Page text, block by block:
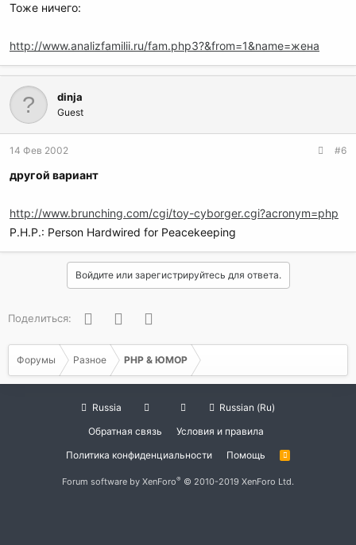
Тоже ничего:
http://www.analizfamilii.ru/fam.php3?&from=1&name=жена
dinja
Guest
14 Фев 2002 #6
другой вариант
http://www.brunching.com/cgi/toy-cyborger.cgi?acronym=php
P.H.P.: Person Hardwired for Peacekeeping
Войдите или зарегистрируйтесь для ответа.
Поделиться: FacebookTwitter
Форумы Разное PHP & ЮМОР
Russia
Russian (Ru)
Обратная связь
Условия и правила
Политика конфиденциальности
Помощь
R
Forum software by XenForo® © 2010-2019 XenForo Ltd.